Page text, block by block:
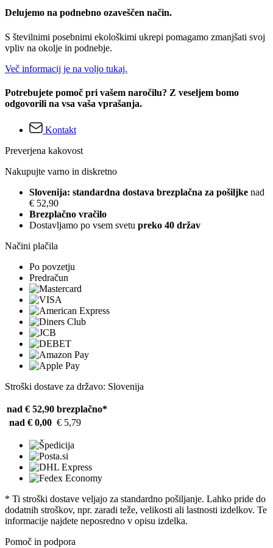
Delujemo na podnebno ozaveščen način.
S številnimi posebnimi ekološkimi ukrepi pomagamo zmanjšati svoj
vpliv na okolje in podnebje.
Več informacij je na voljo tukaj.
Potrebujete pomoč pri vašem naročilu? Z veseljem bomo
odgovorili na vsa vaša vprašanja.
Kontakt
Preverjena kakovost
Nakupujte varno in diskretno
Slovenija: standardna dostava brezplačna za pošiljke nad
€ 52,90
Brezplačno vračilo
Dostavljamo po vsem svetu preko 40 držav
Načini plačila
Po povzetju
Predračun
Stroški dostave za državo: Slovenija
nad € 52,90 brezplačno*
nad € 0,00 € 5,79
* Ti stroški dostave veljajo za standardno pošiljanje. Lahko pride do
dodatnih stroškov, npr. zaradi teže, velikosti ali lastnosti izdelkov. Te
informacije najdete neposredno v opisu izdelka.
Pomoč in podpora